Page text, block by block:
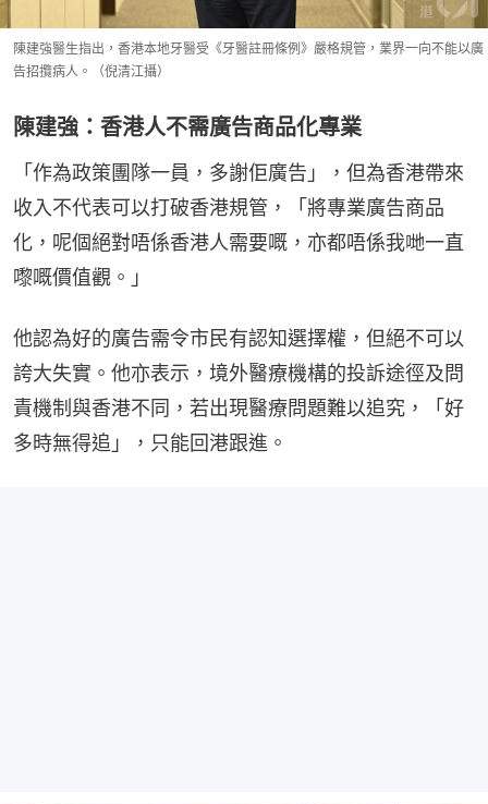
陳建強醫生指出，香港本地牙醫受《牙醫註冊條例》嚴格規管，業界一向不能以廣
告招攬病人。（倪清江攝）
陳建強：香港人不需廣告商品化專業
「作為政策團隊一員，多謝佢廣告」，但為香港帶來
收入不代表可以打破香港規管，「將專業廣告商品
化，呢個絕對唔係香港人需要嘅，亦都唔係我哋一直
嚟嘅價值觀。」
他認為好的廣告需令市民有認知選擇權，但絕不可以
誇大失實。他亦表示，境外醫療機構的投訴途徑及問
責機制與香港不同，若出現醫療問題難以追究，「好
多時無得追」，只能回港跟進。